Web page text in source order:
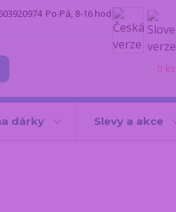
Po-Pá, 8-16 hod.
0 ks
dárky Slevy a akce